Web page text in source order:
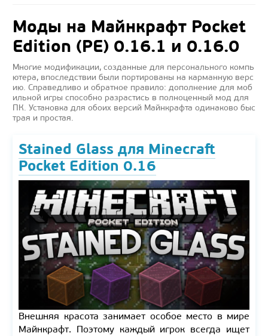
Моды на Майнкрафт Pocket
Edition (PE) 0.16.1 и 0.16.0
Многие модификации, созданные для персонального компь
ютера, впоследствии были портированы на карманную верс
ию. Справедливо и обратное правило: дополнение для моб
ильной игры способно разрастись в полноценный мод для
ПК. Установка для обоих версий Майнкрафта одинаково быс
трая и простая.
Stained Glass для Minecraft
Pocket Edition 0.16
Внешняя красота занимает особое место в мире
Майнкрафт. Поэтому каждый игрок всегда ищет